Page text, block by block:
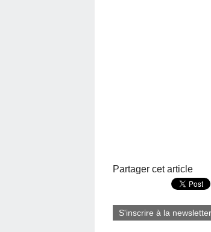
Partager cet article
S'inscrire à la newsletter